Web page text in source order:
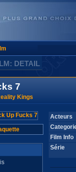
DETAIL
7
Kings
Acteurs
Film Info
Série